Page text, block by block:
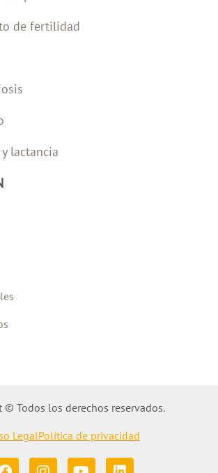
de fertilidad
lactancia
© Todos los derechos reservados.
LegalPolítica de privacidad